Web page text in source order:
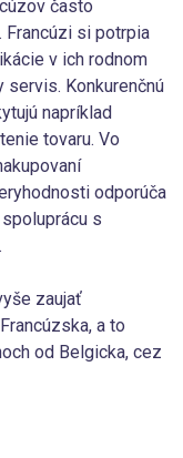
často
Francúzi si potrpia
v ich rodnom
servis. Konkurenčnú
napríklad
tovaru. Vo
odporúča
s
zaujať
a to
od Belgicka, cez